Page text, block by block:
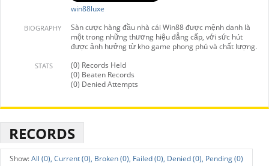
win88luxe
BIOGRAPHY
Sàn cược hàng đầu nhà cái Win88 được mệnh danh là
một trong những thương hiệu đẳng cấp, với sức hút
được ảnh hưởng từ kho game phong phú và chất lượng.
STATS
(0) Records Held
(0) Beaten Records
(0) Denied Attempts
RECORDS
All (0), Current (0), Broken (0), Failed (0), Denied (0), Pending (0)